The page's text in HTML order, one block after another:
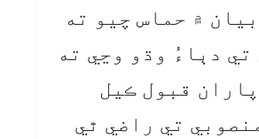
۾ حماس چيو ته
تي دٻاءُ وڌو وڃي ته
قبول ڪيل
تي راضي ٿي